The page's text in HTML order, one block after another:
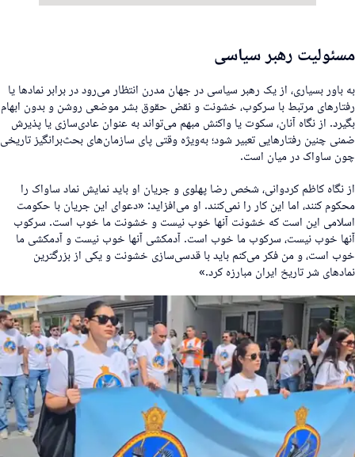
رهبر سیاسی
باور بسیاری، از یک رهبر سیاسی در جهان مدرن انتظار می‌رود در برابر نمادها یا
مرتبط با سرکوب، خشونت و نقض حقوق بشر موضعی روشن و بدون ابهام
از نگاه آنان، سکوت یا واکنش مبهم می‌تواند به عنوان عادی‌سازی یا پذیرش
چنین رفتارهایی تعبیر شود؛ به‌ویژه وقتی پای سازمان‌های بحث‌برانگیز تاریخی
ساواک در میان است.
نگاه کاظم کردوانی، شخص رضا پهلوی و جریان او باید نمایش نماد ساواک را
کنند، اما این کار را نمی‌کنند. او می‌افزاید: «دعوای این جریان با حکومت
این است که خشونت آنها خوب نیست و خشونت ما خوب است. سرکوب
خوب نیست، سرکوب ما خوب است. آدمکشی آنها خوب نیست و آدمکشی ما
است، و من فکر می‌کنم باید با قدسی‌‌سازی خشونت و یکی از بزرگترین
شر تاریخ ایران مبارزه کرد.»